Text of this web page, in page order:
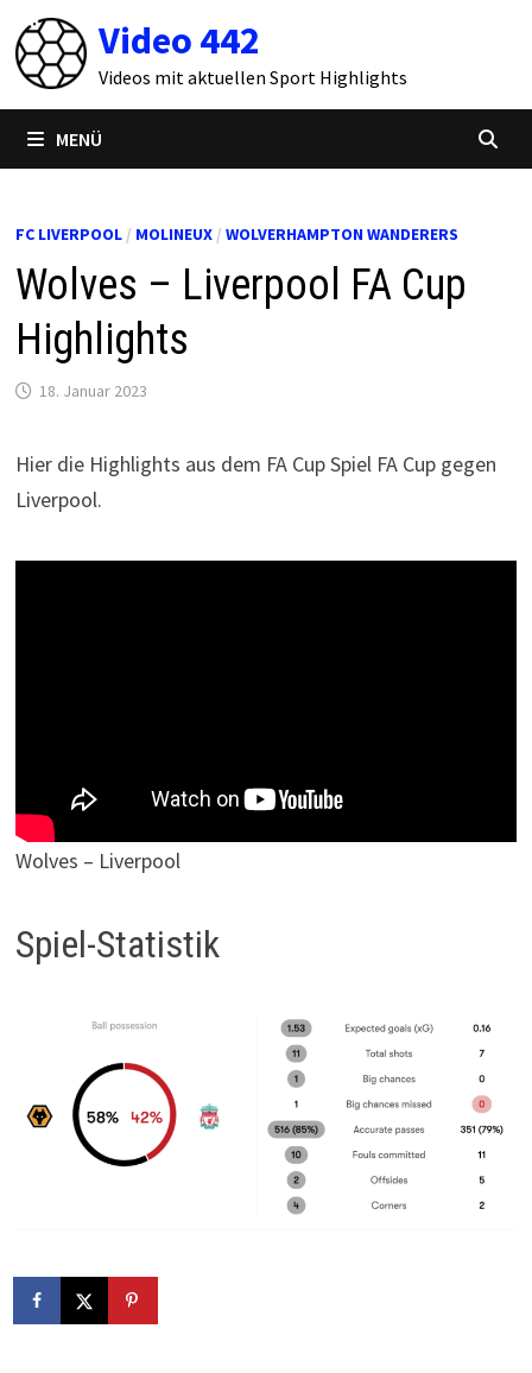
Zum
Inhalt
springen
Video 442
Videos mit aktuellen Sport Highlights
MENÜ
FC LIVERPOOL/ MOLINEUX/ WOLVERHAMPTON WANDERERS
Wolves – Liverpool FA Cup
Highlights
18. Januar 2023
Hier die Highlights aus dem FA Cup Spiel FA Cup gegen
Liverpool.
Wolves – Liverpool
Spiel-Statistik